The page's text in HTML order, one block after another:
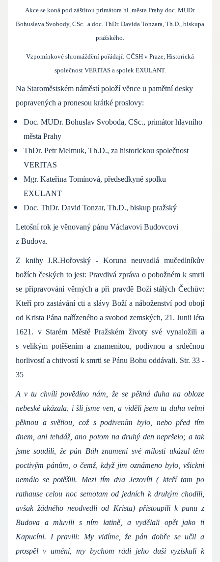
Akce se koná pod záštitou primátora hl. města Prahy doc. MUDr.
Bohuslava Svobody, CSc. a doc. ThDr. Davida Tonzara, Th.D., biskupa
pražského.
Vzpomínkové shromáždění pořádají: CČSH v Praze, Historická
společnost VERITAS a spolek EXULANT.
Na Staroměstském náměstí položí věnce u pamětní desky
popravených a pronesou krátké proslovy:
Doc. MUDr. Bohuslav Svoboda, CSc., primátor hlavního
města Prahy
ThDr. Petr Melmuk, Th.D., za historickou společnost
VERITAS
Mgr. Kateřina Tomínová, předsedkyně spolku
EXULANT
Doc. ThDr. David Tonzar, Th.D., biskup pražský
Letošní rok je věnovaný pánu Václavovi Budovcovi
z Budova.
Z knihy J.R.Hořovský - Koruna neuvadlá mučedlníkův
božích českých to jest: Pravdivá zpráva o pobožném k smrti
se připravování věrných a při pravdě Boží stálých Čechův:
Kteří pro zastávání cti a slávy Boží a náboženství pod obojí
od Krista Pána nařízeného a svobod zemských, 21. Junii léta
1621. v Starém Městě Pražském životy své vynaložili a
s velikým potěšením a znamenitou, podivnou a srdečnou
horlivostí a chtivostí k smrti se Pánu Bohu oddávali. Str. 33 -
35
A v tu chvíli povědíno nám, že se pěkná duha na obloze
nebeské ukázala, i šli jsme ven, a viděli jsem tu duhu velmi
pěknou a světlou, což s podivením bylo, nebo před tím
dnem, ani tehdáž, ano potom na druhý den nepršelo; a tak
jsme soudili, že pán Bůh znamení své milosti ukázal těm
poctivým pánům, o čemž, když jim oznámeno bylo, všickni
nemálo se potěšili. Mezi tím dva Jezovíti ( kteří tam po
rathause celou noc semotam od jedních k druhým chodili,
avšak žádného neodvedli od Krista) přistoupili k panu z
Budova a mluvili s ním latině, a vydělali opět jako ti
Kapucíni. I pravili: My vidíme, že pán dobře se učil a
prospěl v umění, my bychom rádi jeho duši vyzískali k